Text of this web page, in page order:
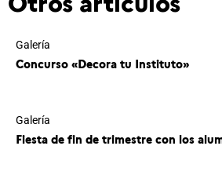
Galería
Concurso «Decora tu Instituto»
Galería
Fiesta de fin de trimestre con los